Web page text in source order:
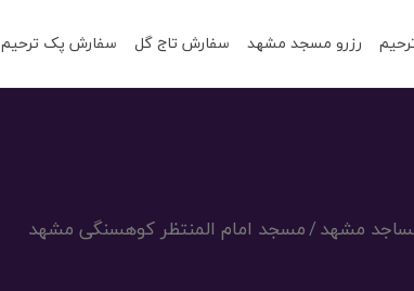
رزرو مسجد مشهد سفارش تاج گل سفارش پک ترحیم
مشهد مسجد امام المنتظر کوهسنگی مشهد